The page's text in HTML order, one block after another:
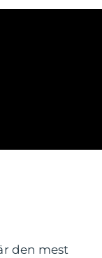
den mest